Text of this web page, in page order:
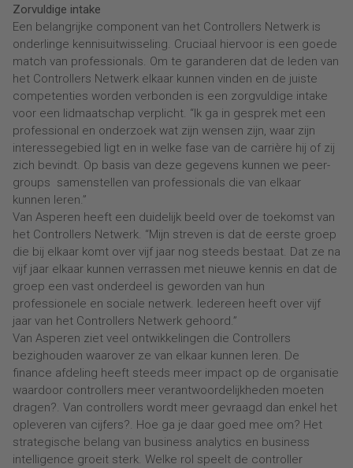
Zorvuldige intake
Een belangrijke component van het Controllers Netwerk is
onderlinge kennisuitwisseling. Cruciaal hiervoor is een goede
match van professionals. Om te garanderen dat de leden van
het Controllers Netwerk elkaar kunnen vinden en de juiste
competenties worden verbonden is een zorgvuldige intake
voor een lidmaatschap verplicht. “Ik ga in gesprek met een
professional en onderzoek wat zijn wensen zijn, waar zijn
interessegebied ligt en in welke fase van de carrière hij of zij
zich bevindt. Op basis van deze gegevens kunnen we peer-
groups samenstellen van professionals die van elkaar
kunnen leren.”
Van Asperen heeft een duidelijk beeld over de toekomst van
het Controllers Netwerk. “Mijn streven is dat de eerste groep
die bij elkaar komt over vijf jaar nog steeds bestaat. Dat ze na
vijf jaar elkaar kunnen verrassen met nieuwe kennis en dat de
groep een vast onderdeel is geworden van hun
professionele en sociale netwerk. Iedereen heeft over vijf
jaar van het Controllers Netwerk gehoord.”
Van Asperen ziet veel ontwikkelingen die Controllers
bezighouden waarover ze van elkaar kunnen leren. De
finance afdeling heeft steeds meer impact op de organisatie
waardoor controllers meer verantwoordelijkheden moeten
dragen?. Van controllers wordt meer gevraagd dan enkel het
opleveren van cijfers?. Hoe ga je daar goed mee om? Het
strategische belang van business analytics en business
intelligence groeit sterk. Welke rol speelt de controller